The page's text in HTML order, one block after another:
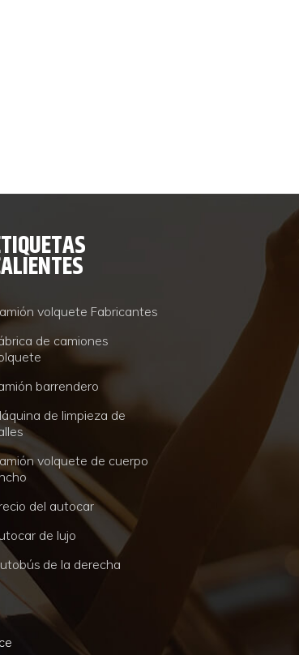
volquete Fabricantes
de camiones
barrendero
de limpieza de
volquete de cuerpo
del autocar
de lujo
de la derecha